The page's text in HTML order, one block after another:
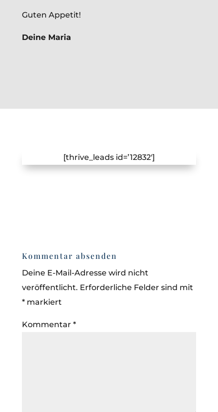
Guten Appetit!
Deine Maria
[thrive_leads id=’12832′]
Kommentar absenden
Deine E-Mail-Adresse wird nicht
veröffentlicht. Erforderliche Felder sind mit
*markiert
Kommentar *